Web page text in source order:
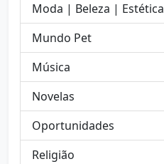
Moda | Beleza | Estética
Mundo Pet
Música
Novelas
Oportunidades
Religião